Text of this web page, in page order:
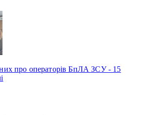
про операторів БпЛА ЗСУ - 15